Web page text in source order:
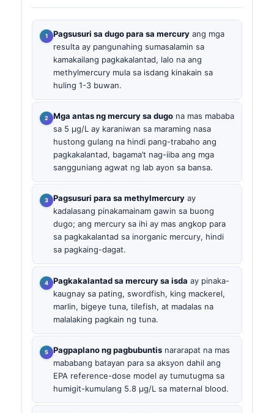
Pagsusuri sa dugo para sa mercury ang mga
resulta ay pangunahing sumasalamin sa
kamakailang pagkakalantad, lalo na ang
methylmercury mula sa isdang kinakain sa
huling 1-3 buwan.
Mga antas ng mercury sa dugo na mas mababa
sa 5 µg/L ay karaniwan sa maraming nasa
hustong gulang na hindi pang-trabaho ang
pagkakalantad, bagama’t nag-iiba ang mga
sangguniang agwat ng lab ayon sa bansa.
Pagsusuri para sa methylmercury ay
kadalasang pinakamainam gawin sa buong
dugo; ang mercury sa ihi ay mas angkop para
sa pagkakalantad sa inorganic mercury, hindi
sa pagkaing-dagat.
Pagkakalantad sa mercury sa isda ay pinaka-
kaugnay sa pating, swordfish, king mackerel,
marlin, bigeye tuna, tilefish, at madalas na
malalaking pagkain ng tuna.
Pagpaplano ng pagbubuntis nararapat na mas
mababang batayan para sa aksyon dahil ang
EPA reference-dose model ay tumutugma sa
humigit-kumulang 5.8 µg/L sa maternal blood.